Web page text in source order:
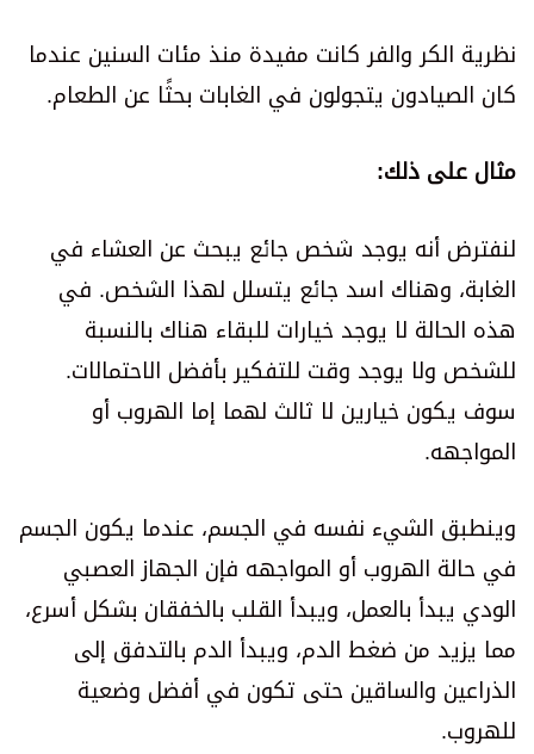
نظرية الكر والفر كانت مفيدة منذ مئات السنين عندما
كان الصيادون يتجولون في الغابات بحثًا عن الطعام.
مثال على ذلك:
لنفترض أنه يوجد شخص جائع يبحث عن العشاء في
الغابة، وهناك اسد جائع يتسلل لهذا الشخص. في
هذه الحالة لا يوجد خيارات للبقاء هناك بالنسبة
للشخص ولا يوجد وقت للتفكير بأفضل الاحتمالات.
سوف يكون خيارين لا ثالث لهما إما الهروب أو
المواجهه.
وينطبق الشيء نفسه في الجسم، عندما يكون الجسم
في حالة الهروب أو المواجهه فإن الجهاز العصبي
الودي يبدأ بالعمل، ويبدأ القلب بالخفقان بشكل أسرع،
مما يزيد من ضغط الدم، ويبدأ الدم بالتدفق إلى
الذراعين والساقين حتى تكون في أفضل وضعية
للهروب.